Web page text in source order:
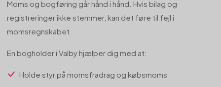
Moms og bogføring går hånd i hånd. Hvis bilag og
registreringer ikke stemmer, kan det føre til fejl i
momsregnskabet.
En bogholder i Valby hjælper dig med at:
Holde styr på momsfradrag og købsmoms